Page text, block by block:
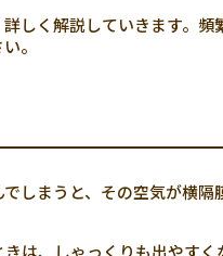
しく解説していきます。
。
しまうと、その空気が横
、しゃっくりも出やすく